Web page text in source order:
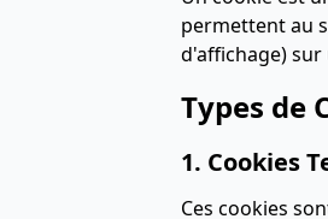
permettent au
d'affichage)
Types de
1. Cookies
Ces cookies